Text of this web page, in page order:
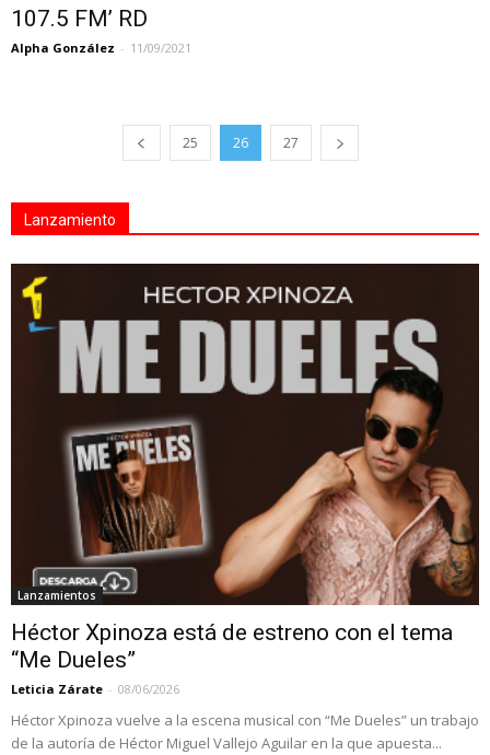
107.5 FM’ RD
Alpha González - 11/09/2021
25 26 27
Lanzamiento
Lanzamientos
Héctor Xpinoza está de estreno con el tema
“Me Dueles”
Leticia Zárate - 08/06/2026
Héctor Xpinoza vuelve a la escena musical con “Me Dueles” un trabajo
de la autoría de Héctor Miguel Vallejo Aguilar en la que apuesta...